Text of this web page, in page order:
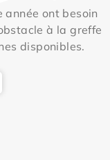
ont besoin
à la greffe
disponibles.